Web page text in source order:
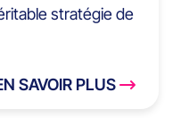
stratégie de
SAVOIR PLUS